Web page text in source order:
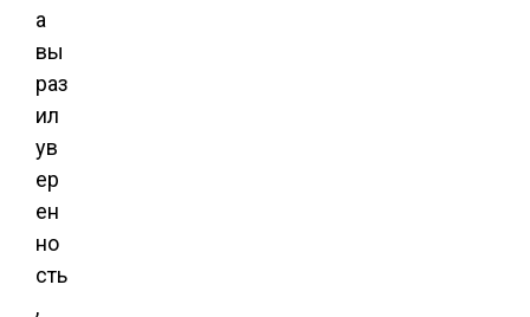
а
вы
раз
ил
ув
ер
ен
но
сть
,